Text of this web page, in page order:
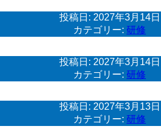
投稿日: 2027年3月14日
カテゴリー: 研修
投稿日: 2027年3月14日
カテゴリー: 研修
投稿日: 2027年3月13日
カテゴリー: 研修